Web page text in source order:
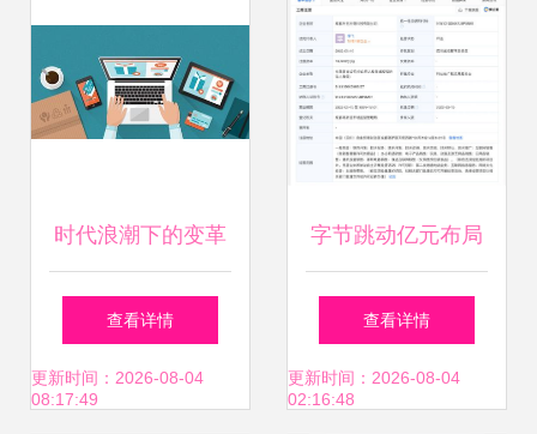
时代浪潮下的变革
B2B购买流程在网
络文化经营中的创
查看详情
更新时间：2026-08-04
08:17:49
字节跳动亿元布局
网络文化，成立所
见所得科技公司
查看详情
更新时间：2026-08-04
02:16:48